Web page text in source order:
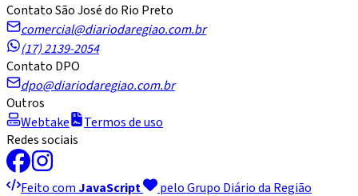
Contato São José do Rio Preto
comercial@diariodaregiao.com.br
(17) 2139-2054
Contato DPO
dpo@diariodaregiao.com.br
Outros
Webtake
Termos de uso
Redes sociais
Feito comJavaScript pelo Grupo Diário da Região